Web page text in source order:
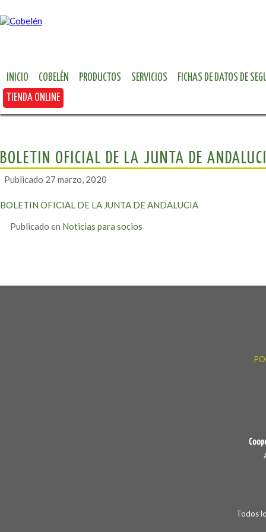
INICIO COBELÉN PRODUCTOS SERVICIOS
FICHAS DE DATOS DE
TIENDA ONLINE
BOLETIN OFICIAL DE LA JUNTA DE
Publicado 27 marzo, 2020
BOLETIN OFICIAL DE LA JUNTA DE ANDALUCIA
Publicado en Noticias para socios
Todos